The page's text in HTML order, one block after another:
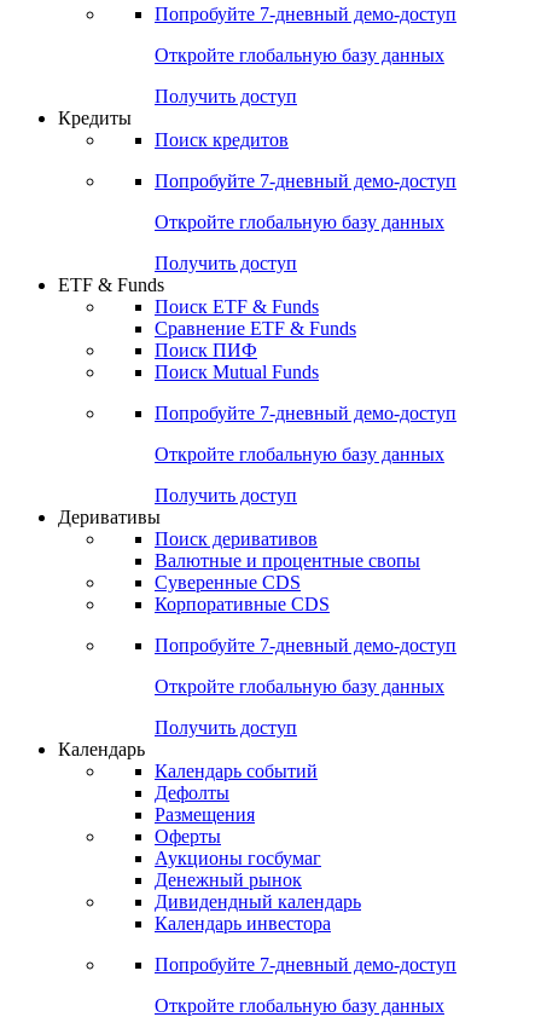
Попробуйте 7-дневный демо-доступ
Откройте глобальную базу данных
Получить доступ
Кредиты
Поиск кредитов
Попробуйте 7-дневный демо-доступ
Откройте глобальную базу данных
Получить доступ
ETF & Funds
Поиск ETF & Funds
Сравнение ETF & Funds
Поиск ПИФ
Поиск Mutual Funds
Попробуйте 7-дневный демо-доступ
Откройте глобальную базу данных
Получить доступ
Деривативы
Поиск деривативов
Валютные и процентные свопы
Суверенные CDS
Корпоративные CDS
Попробуйте 7-дневный демо-доступ
Откройте глобальную базу данных
Получить доступ
Календарь
Календарь событий
Дефолты
Размещения
Оферты
Аукционы госбумаг
Денежный рынок
Дивидендный календарь
Календарь инвестора
Попробуйте 7-дневный демо-доступ
Откройте глобальную базу данных